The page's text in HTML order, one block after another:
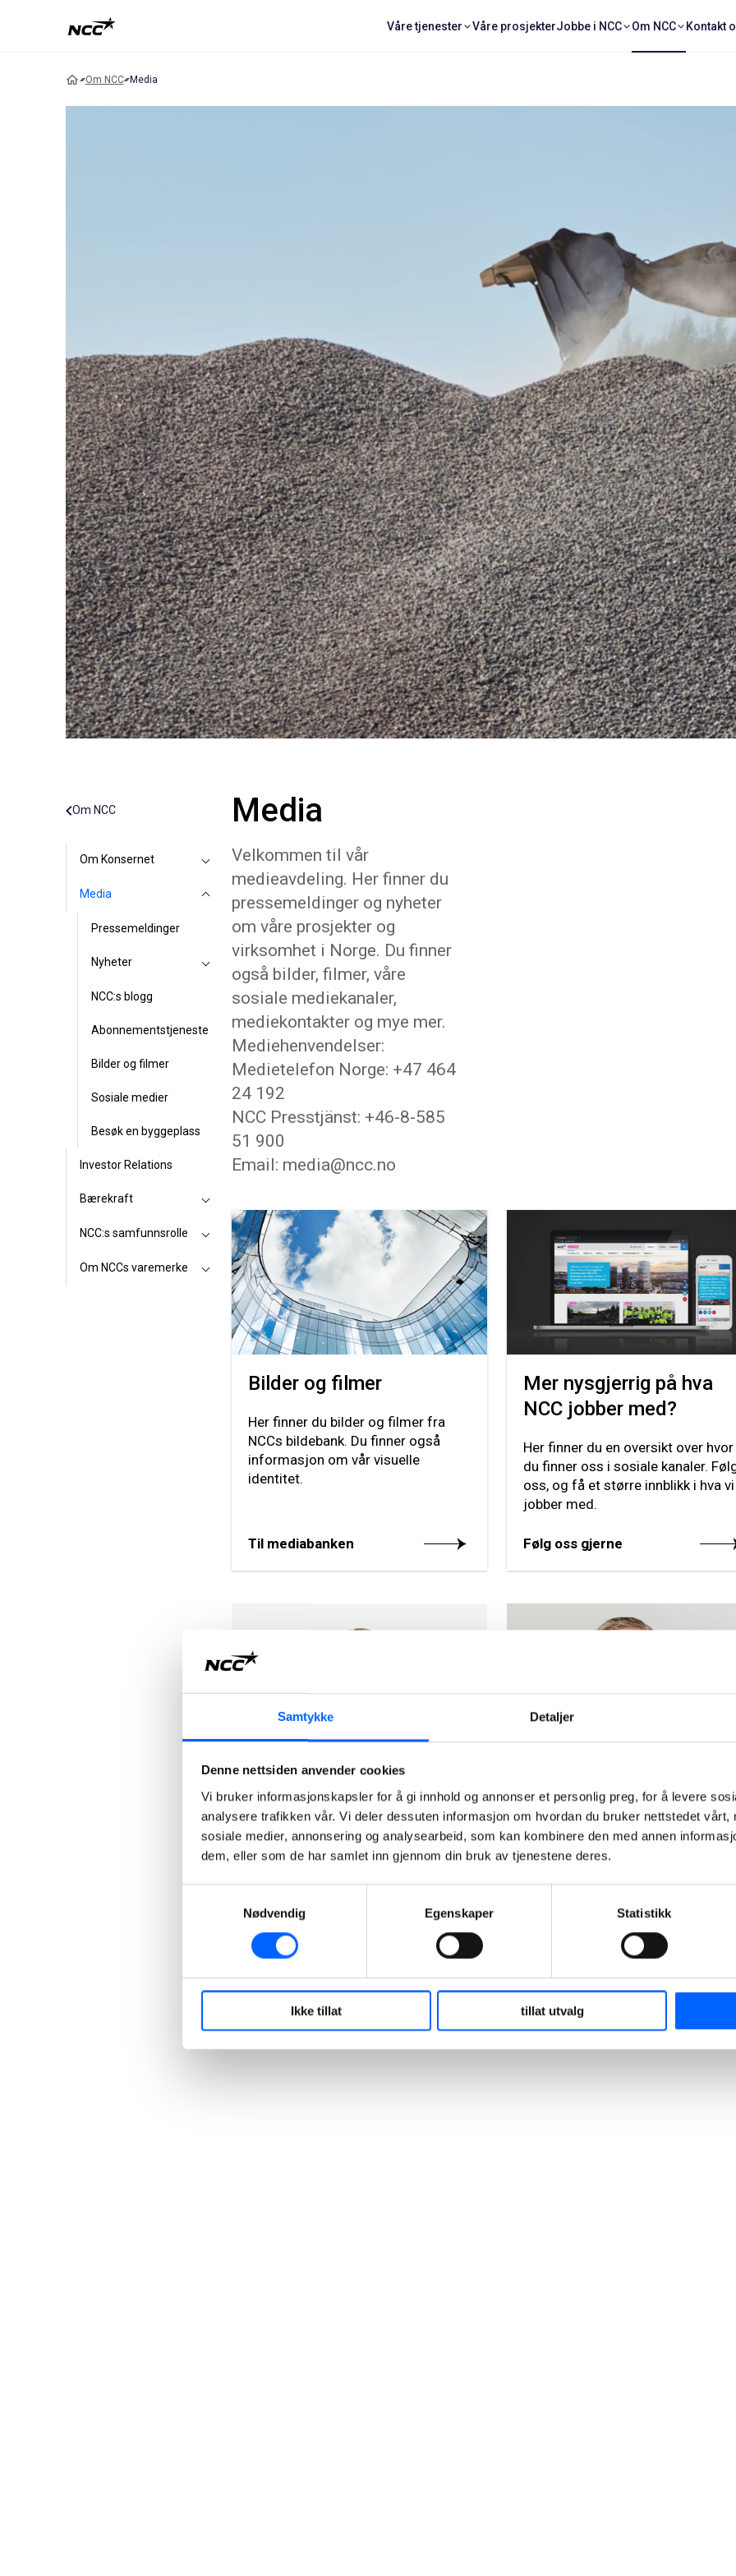
Samtykke Detaljer
Denne nettsiden anvender cookies
Vi bruker informasjonskapsler for å gi innhold og annonser et personlig preg, for å levere
analysere trafikken vår. Vi deler dessuten informasjon om hvordan du bruker nettstedet vårt,
sosiale medier, annonsering og analysearbeid, som kan kombinere den med annen
dem, eller som de har samlet inn gjennom din bruk av tjenestene deres.
Nødvendig
Egenskaper Statistikk
Ikke tillat tillat utvalg
Våre tjenester Våre prosjekterJobbe i NCC Om NCC Kontakt
Om NCC Media
Om NCC
Om Konsernet
Media
Pressemeldinger
Nyheter
NCC:s blogg
Abonnementstjeneste
Bilder og filmer
Sosiale medier
Besøk en byggeplass
Investor Relations
Bærekraft
NCC:s samfunnsrolle
Om NCCs varemerke
Media
Velkommen til vår
medieavdeling. Her finner du
pressemeldinger og nyheter
om våre prosjekter og
virksomhet i Norge. Du finner
også bilder, filmer, våre
sosiale mediekanaler,
mediekontakter og mye mer.
Mediehenvendelser:
Medietelefon Norge: +47 464
24 192
NCC Presstjänst: +46-8-585
51 900
Email: media@ncc.no
Bilder og filmer
Her finner du bilder og filmer fra
NCCs bildebank. Du finner også
informasjon om vår visuelle
identitet.
Til mediabanken
Mer nysgjerrig på hva
NCC jobber med?
Her finner du en oversikt over hvor
du finner oss i sosiale kanaler.
oss, og få et større innblikk i hva vi
jobber med.
Følg oss gjerne
Tonje Sund
Head of Communication Norway,
NCC Group
+47 40 30 42 94
Manager, Media Relations
Norway, NCC Group
+47 951 30 693